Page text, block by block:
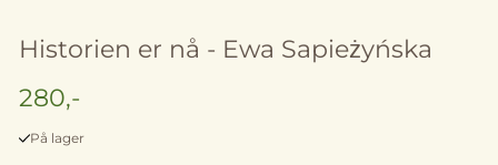
Historien er nå - Ewa Sapieżyńska
280,-
På lager